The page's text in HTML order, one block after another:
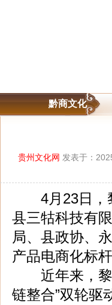
黔商文化
贵州文化网 发表于：
4月23日，黎
县三牯科技有
局、县政协、
产品电商化标
近年来，黎
链整合”双轮驱